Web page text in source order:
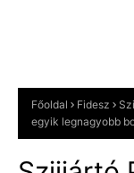
Főoldal Fidesz
egyik legnagyobb